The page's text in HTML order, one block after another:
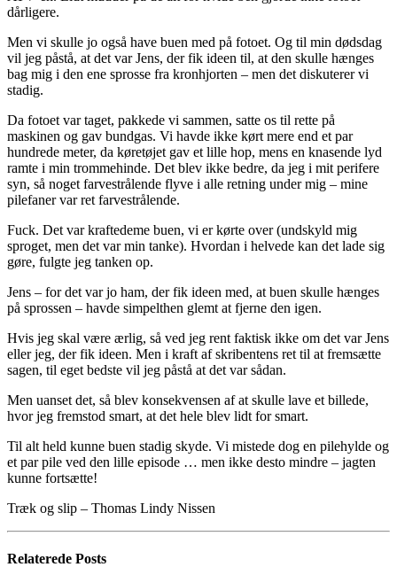
dårligere.
Men vi skulle jo også have buen med på fotoet. Og til min dødsdag
vil jeg påstå, at det var Jens, der fik ideen til, at den skulle hænges
bag mig i den ene sprosse fra kronhjorten – men det diskuterer vi
stadig.
Da fotoet var taget, pakkede vi sammen, satte os til rette på
maskinen og gav bundgas. Vi havde ikke kørt mere end et par
hundrede meter, da køretøjet gav et lille hop, mens en knasende lyd
ramte i min trommehinde. Det blev ikke bedre, da jeg i mit perifere
syn, så noget farvestrålende flyve i alle retning under mig – mine
pilefaner var ret farvestrålende.
Fuck. Det var kraftedeme buen, vi er kørte over (undskyld mig
sproget, men det var min tanke). Hvordan i helvede kan det lade sig
gøre, fulgte jeg tanken op.
Jens – for det var jo ham, der fik ideen med, at buen skulle hænges
på sprossen – havde simpelthen glemt at fjerne den igen.
Hvis jeg skal være ærlig, så ved jeg rent faktisk ikke om det var Jens
eller jeg, der fik ideen. Men i kraft af skribentens ret til at fremsætte
sagen, til eget bedste vil jeg påstå at det var sådan.
Men uanset det, så blev konsekvensen af at skulle lave et billede,
hvor jeg fremstod smart, at det hele blev lidt for smart.
Til alt held kunne buen stadig skyde. Vi mistede dog en pilehylde og
et par pile ved den lille episode … men ikke desto mindre – jagten
kunne fortsætte!
Træk og slip – Thomas Lindy Nissen
Relaterede Posts